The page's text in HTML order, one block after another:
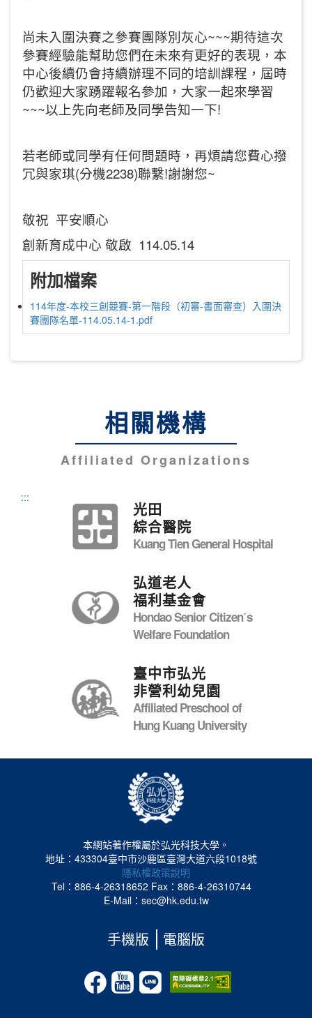
尚未入圍決賽之參賽團隊別灰心~~~期待這次
參賽經驗能幫助您們在未來有更好的表現，本
中心後續仍會持續辦理不同的培訓課程，屆時
仍歡迎大家踴躍報名參加，大家一起來學習
~~~以上先向老師及同學告知一下!
若老師或同學有任何問題時，再煩請您費心撥
冗與家琪(分機2238)聯繫!謝謝您~
敬祝 平安順心
創新育成中心 敬啟 114.05.14
附加檔案
114年度-本校三創競賽-第一階段（初審-書面審查）入圍決
賽團隊名單-114.05.14-1.pdf
相關機構
Affiliated Organizations
:::
光田
綜合醫院
Kuang Tien General Hospital
弘道老人
福利基金會
Hondao Senior Citizenˊs
Welfare Foundation
臺中市弘光
非營利幼兒園
Affiliated Preschool of
Hung Kuang University
本網站著作權屬於弘光科技大學。
地址：433304臺中市沙鹿區臺灣大道六段1018號
隱私權政策說明
Tel：886-4-26318652 Fax：886-4-26310744
E-Mail：sec@hk.edu.tw
手機版 電腦版